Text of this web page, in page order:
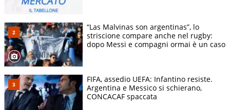
“Las Malvinas son argentinas”, lo
striscione compare anche nel rugby:
dopo Messi e compagni ormai è un caso
FIFA, assedio UEFA: Infantino resiste.
Argentina e Messico si schierano,
CONCACAF spaccata